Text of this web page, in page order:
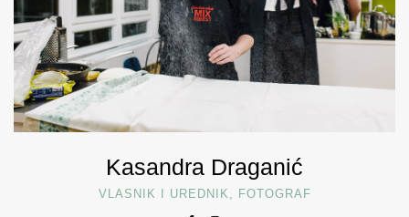
Kasandra Draganić
VLASNIK I UREDNIK, FOTOGRAF